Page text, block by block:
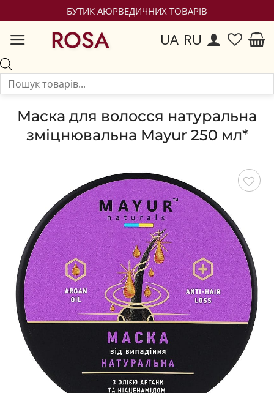
БУТИК АЮРВЕДИЧНИХ ТОВАРІВ
ROSA UA RU
Маска для волосся натуральна
зміцнювальна Mayur 250 мл*
Зберегти